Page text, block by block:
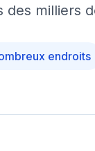
milliers
endroits